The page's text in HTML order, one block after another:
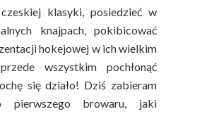
klasyki, posiedzieć w
knajpach, pokibicować
hokejowej w ich wielkim
wszystkim pochłonąć
się działo! Dziś zabieram
browaru, jaki